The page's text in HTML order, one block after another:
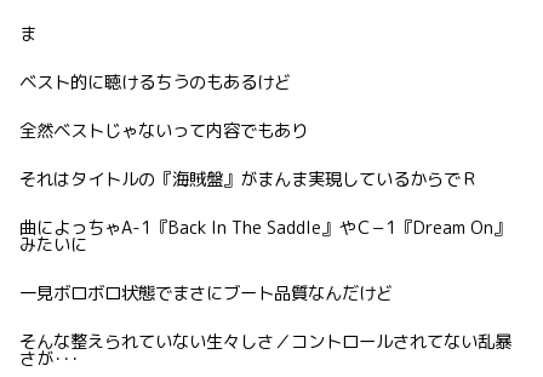
ま
ベスト的に聴けるちうのもあるけど
全然ベストじゃないって内容でもあり
それはタイトルの『海賊盤』がまんま実現しているからでＲ
曲によっちゃA-1『Back In The Saddle』やＣ−1『Dream On』
みたいに
一見ボロボロ状態でまさにブート品質なんだけど
そんな整えられていない生々しさ／コントロールされてない乱暴
さが･･･